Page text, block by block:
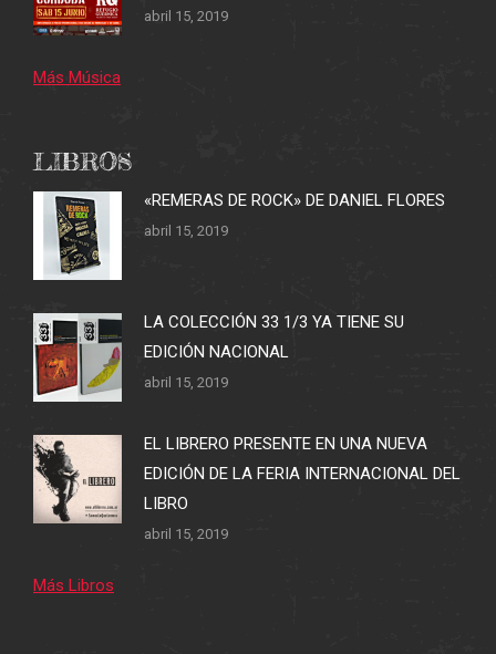
abril 15, 2019
Más Música
LIBROS
«REMERAS DE ROCK» DE DANIEL FLORES
abril 15, 2019
LA COLECCIÓN 33 1/3 YA TIENE SU
EDICIÓN NACIONAL
abril 15, 2019
EL LIBRERO PRESENTE EN UNA NUEVA
EDICIÓN DE LA FERIA INTERNACIONAL DEL
LIBRO
abril 15, 2019
Más Libros